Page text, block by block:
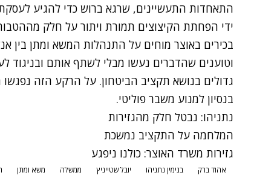
התאחדות התעשיינים, שרגא ברוש כדי להגיע
ידי הפחתת הקיצוצים תמורת ויתור על חלק
בכירים באוצר מוחים על התנהלות המשא ומתן
וטוענים שהדברים נעשו מבלי לשתף אותם ובניגוד
גדולים בנושא תקציב הביטחון. על הרקע הזה
בנסיון למנוע משבר פוליטי.
נתניהו: נבטל חלק מהגזירות
המלחמה על התקציב נמשכת
גזירות משרד האוצר: כולנו ניפגע
אהוד ברק בנימין נתניהו יובל שטייניץ ממשלה משא ומתן